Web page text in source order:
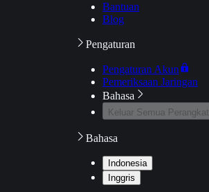
Bantuan
Blog
Pengaturan
Pengaturan Akun
Pemeriksaan Jaringan
Bahasa
Keluar Semua Perangkat
Bahasa
Indonesia
Inggris